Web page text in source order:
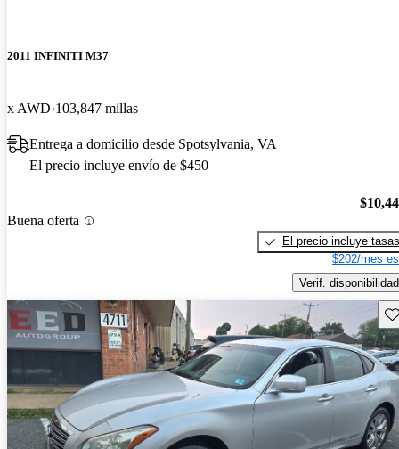
2011 INFINITI M37
x AWD 103,847 millas
Entrega a domicilio desde Spotsylvania, VA
El precio incluye envío de $450
Buena oferta
El precio incluye tasas
$202/mes
Verif. disponibilidad